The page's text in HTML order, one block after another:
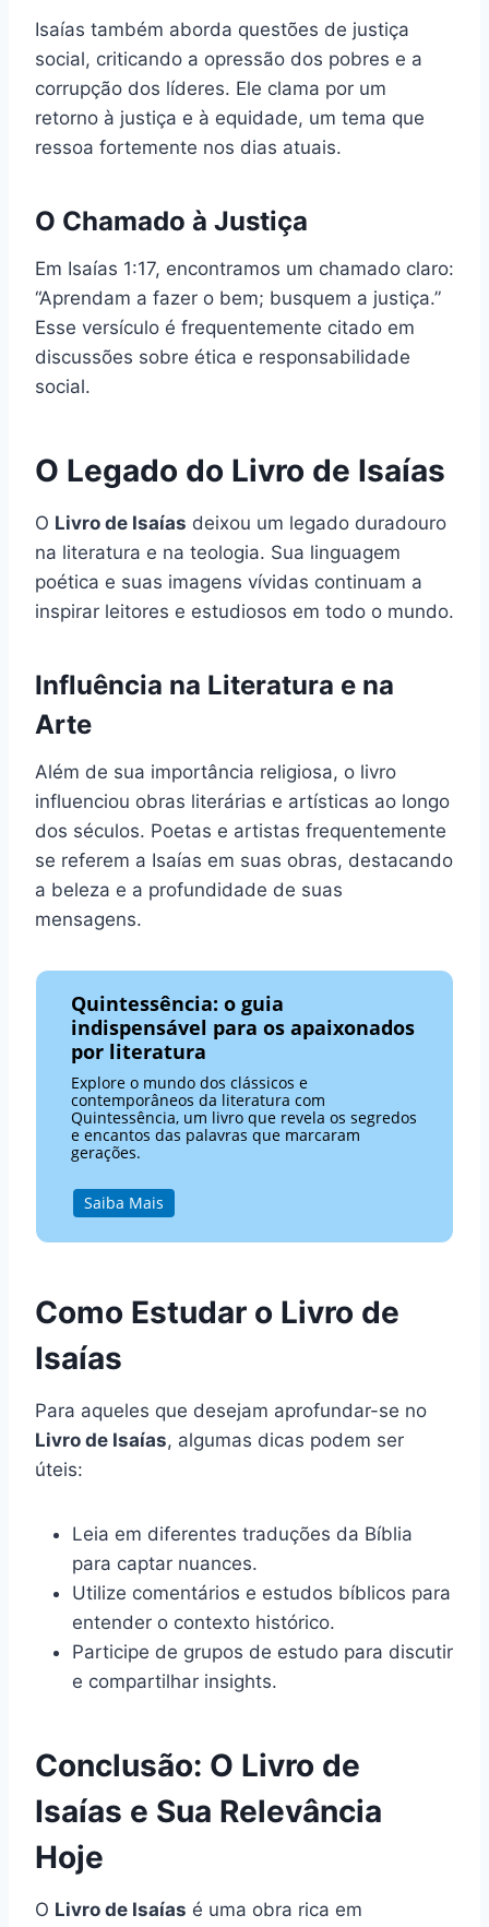
Isaías também aborda questões de justiça
social, criticando a opressão dos pobres e a
corrupção dos líderes. Ele clama por um
retorno à justiça e à equidade, um tema que
ressoa fortemente nos dias atuais.
O Chamado à Justiça
Em Isaías 1:17, encontramos um chamado claro:
“Aprendam a fazer o bem; busquem a justiça.”
Esse versículo é frequentemente citado em
discussões sobre ética e responsabilidade
social.
O Legado do Livro de Isaías
O Livro de Isaías deixou um legado duradouro
na literatura e na teologia. Sua linguagem
poética e suas imagens vívidas continuam a
inspirar leitores e estudiosos em todo o mundo.
Influência na Literatura e na
Arte
Além de sua importância religiosa, o livro
influenciou obras literárias e artísticas ao longo
dos séculos. Poetas e artistas frequentemente
se referem a Isaías em suas obras, destacando
a beleza e a profundidade de suas
mensagens.
Quintessência: o guia
indispensável para os apaixonados
por literatura
Explore o mundo dos clássicos e
contemporâneos da literatura com
Quintessência, um livro que revela os segredos
e encantos das palavras que marcaram
gerações.
Saiba Mais
Como Estudar o Livro de
Isaías
Para aqueles que desejam aprofundar-se no
Livro de Isaías, algumas dicas podem ser
úteis:
Leia em diferentes traduções da Bíblia
para captar nuances.
Utilize comentários e estudos bíblicos para
entender o contexto histórico.
Participe de grupos de estudo para discutir
e compartilhar insights.
Conclusão: O Livro de
Isaías e Sua Relevância
Hoje
O Livro de Isaías é uma obra rica em